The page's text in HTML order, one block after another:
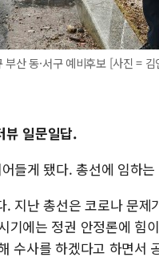
산 동·서구 예비후보 [사진 =
뷰 일문일답.
들게 됐다. 총선에 임하는
지난 총선은 코로나 문제
기에는 정권 안정론에 힘
수사를 하겠다고 하면서